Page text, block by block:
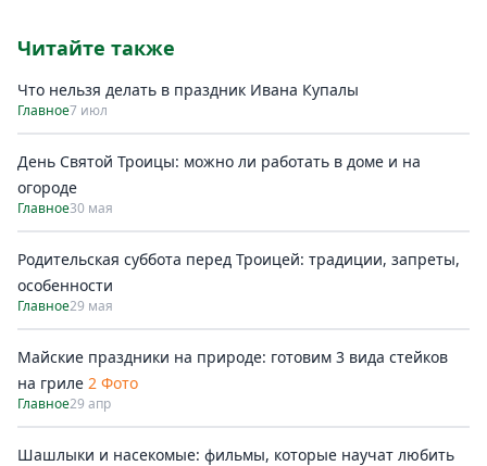
Читайте также
Что нельзя делать в праздник Ивана Купалы
Главное7 июл
День Святой Троицы: можно ли работать в доме и на
огороде
Главное30 мая
Родительская суббота перед Троицей: традиции, запреты,
особенности
Главное29 мая
Майские праздники на природе: готовим 3 вида стейков
на гриле 2 Фото
Главное29 апр
Шашлыки и насекомые: фильмы, которые научат любить